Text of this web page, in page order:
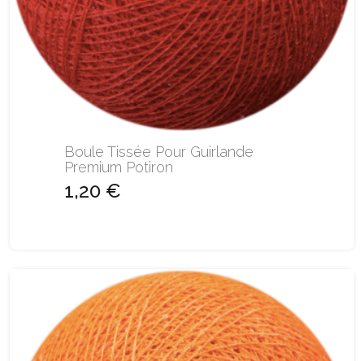
Boule Tissée Pour Guirlande
Premium Potiron
1,20 €